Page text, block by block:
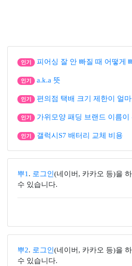
인기 피어싱 잘 안 빠질 때 어떻게
인기 a.k.a 뜻
인기 편의점 택배 크기 제한이 얼마
인기 가위모양 패딩 브랜드 이름이
인기 갤럭시S7 배터리 교체 비용
뿌1 . 로그인 (네이버, 카카오 등)을
수 있습니다.
뿌2. 로그인 (네이버, 카카오 등)을
수 있습니다.